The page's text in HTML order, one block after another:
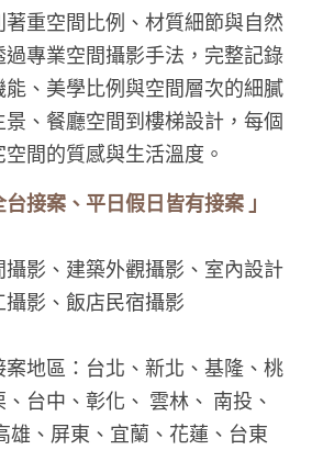
重空間比例、材質細節與自然
專業空間攝影手法，完整記錄
、美學比例與空間層次的細膩
、餐廳空間到樓梯設計，每個
間的質感與生活溫度。
台接案、平日假日皆有接案 」
影、建築外觀攝影、室內設計
影、飯店民宿攝影
地區：台北、新北、基隆、桃
台中、彰化、 雲林、 南投、
雄、屏東、宜蘭、花蓮、台東